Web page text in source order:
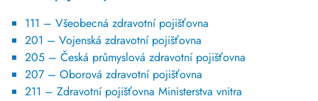
111 – Všeobecná zdravotní pojišťovna
201 – Vojenská zdravotní pojišťovna
205 – Česká průmyslová zdravotní pojišťovna
207 – Oborová zdravotní pojišťovna
211 – Zdravotní pojišťovna Ministerstva vnitra